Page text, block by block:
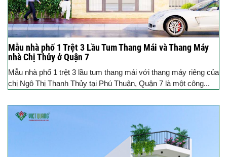
Mẫu nhà phố 1 Trệt 3 Lầu Tum Thang Mái và Thang Máy
nhà Chị Thủy ở Quận 7
Mẫu nhà phố 1 trệt 3 lầu tum thang mái với thang máy riêng của
chị Ngô Thị Thanh Thủy tại Phú Thuận, Quận 7 là một công...